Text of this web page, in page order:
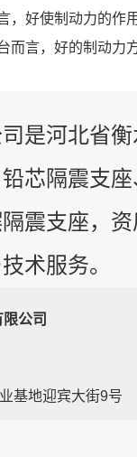
，好使制动力的作
而言，好的制动力
是河北省
芯隔震支
震支座，
术服务。
公司
基地迎宾大街9号